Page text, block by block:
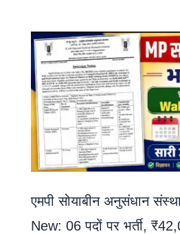
एमपी सोयाबीन अनुसंधान
New: 06 पदों पर भर्ती,